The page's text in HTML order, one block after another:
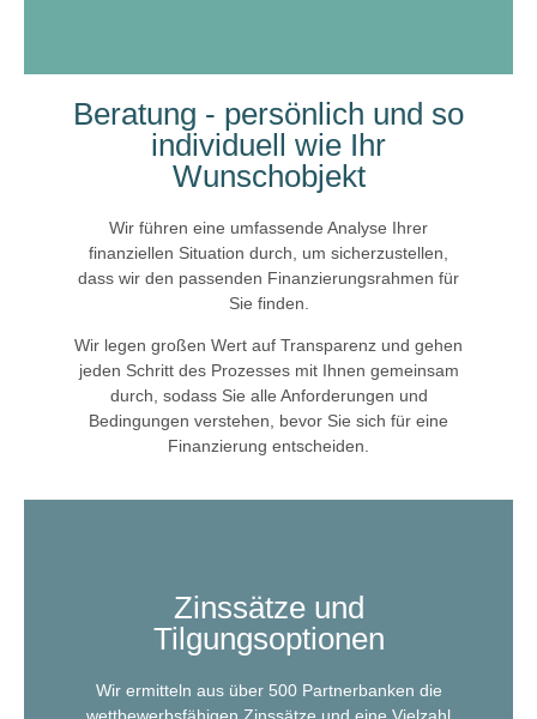
Beratung - persönlich und so
individuell wie Ihr
Wunschobjekt
Wir führen eine umfassende Analyse Ihrer
finanziellen Situation durch, um sicherzustellen,
dass wir den passenden Finanzierungsrahmen für
Sie finden.
Wir legen großen Wert auf Transparenz und gehen
jeden Schritt des Prozesses mit Ihnen gemeinsam
durch, sodass Sie alle Anforderungen und
Bedingungen verstehen, bevor Sie sich für eine
Finanzierung entscheiden.
Zinssätze und
Tilgungsoptionen
Wir ermitteln aus über 500 Partnerbanken die